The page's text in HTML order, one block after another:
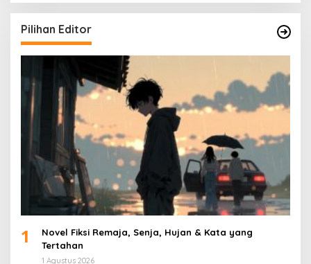
Pilihan Editor
1
Novel Fiksi Remaja, Senja, Hujan & Kata yang
Tertahan
1 Agustus 2026